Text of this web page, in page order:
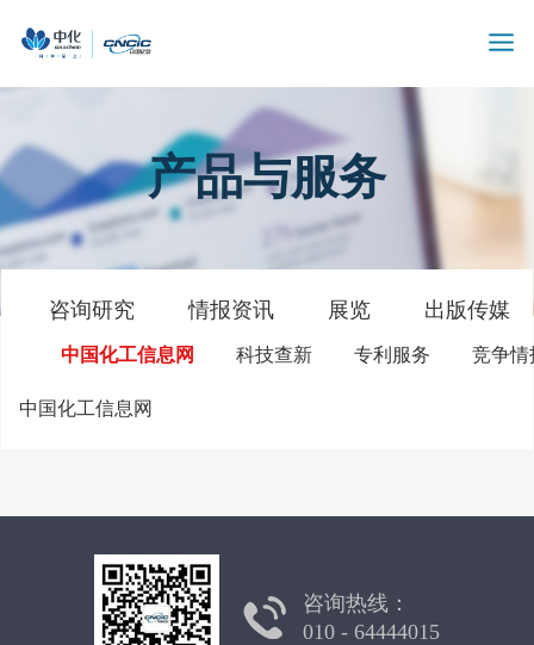
产品与服务
咨询研究 情报资讯 展览 出版传媒
中国化工信息网 科技查新 专利服务 竞争情
中国化工信息网
咨询热线：
010 - 64444015